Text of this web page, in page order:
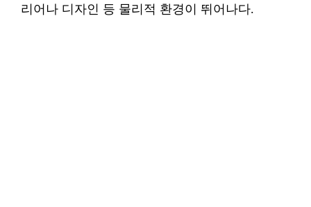
리어나 디자인 등 물리적 환경이 뛰어나다.